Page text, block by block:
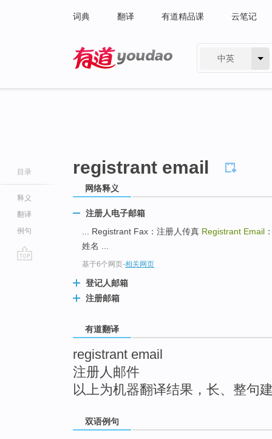
词典 翻译 有道精品课 云笔记
中英
目录
释义
翻译
例句
registrant email
网络释义
注册人电子邮箱
... Registrant Fax：注册人传真 Registrant Email
姓名 ...
基于6个网页-相关网页
登记人邮箱
注册邮箱
有道翻译
registrant email
注册人邮件
以上为机器翻译结果，长、整句
双语例句